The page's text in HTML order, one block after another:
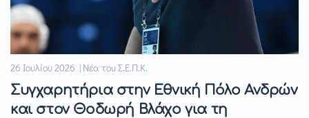
26 Ιουλίου 2026 | Νέα του Σ.Ε.Π.Κ.
Συγχαρητήρια στην Εθνική Πόλο Ανδρών
και στον Θοδωρή Βλάχο για τη